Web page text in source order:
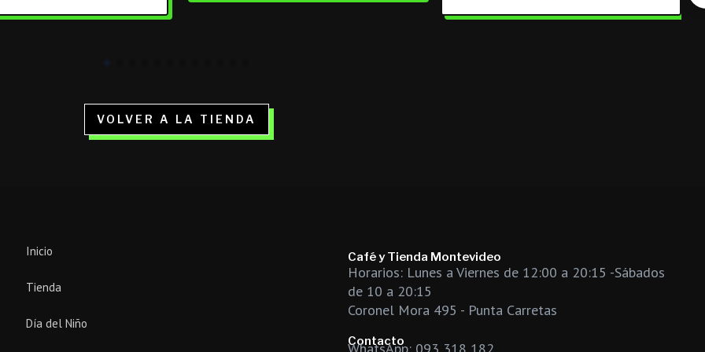
VOLVER A LA TIENDA
Inicio
Tienda
Día del Niño
Café y Tienda Montevideo
Horarios: Lunes a Viernes de 12:00 a 20:15 -Sábados
de 10 a 20:15
Coronel Mora 495 - Punta Carretas
Contacto